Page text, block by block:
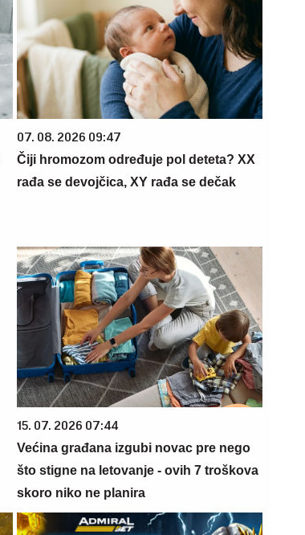
07. 08. 2026 09:47
Čiji hromozom određuje pol deteta? XX
rađa se devojčica, XY rađa se dečak
15. 07. 2026 07:44
Većina građana izgubi novac pre nego
što stigne na letovanje - ovih 7 troškova
skoro niko ne planira